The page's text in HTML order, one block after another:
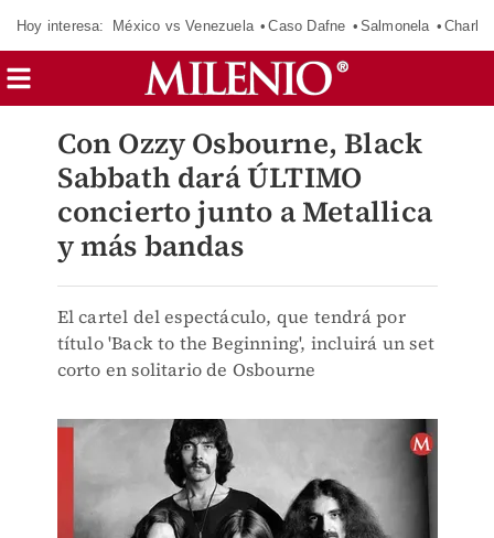
Hoy interesa: México vs Venezuela Caso Dafne Salmonela
Con Ozzy Osbourne, Black
Sabbath dará ÚLTIMO
concierto junto a Metallica
y más bandas
El cartel del espectáculo, que tendrá por
título 'Back to the Beginning', incluirá un set
corto en solitario de Osbourne